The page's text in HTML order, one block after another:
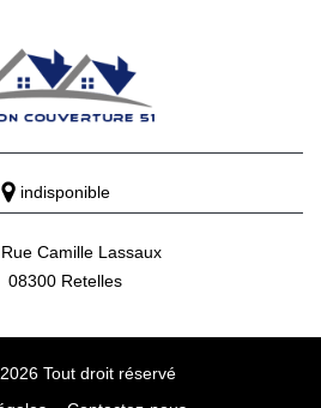
indisponible
Camille Lassaux
08300 Retelles
Tout droit réservé